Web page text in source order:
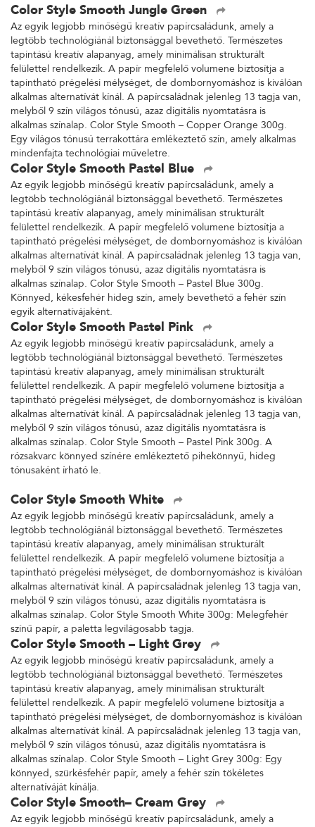
Color Style Smooth Jungle Green
Az egyik legjobb minőségű kreatív papírcsaládunk, amely a
legtöbb technológiánál biztonsággal bevethető. Természetes
tapintású kreatív alapanyag, amely minimálisan strukturált
felülettel rendelkezik. A papír megfelelő volumene biztosítja a
tapintható prégelési mélységet, de dombornyomáshoz is kiválóan
alkalmas alternatívát kínál. A papírcsaládnak jelenleg 13 tagja van,
melyből 9 szín világos tónusú, azaz digitális nyomtatásra is
alkalmas színalap. Color Style Smooth – Copper Orange 300g.
Egy világos tónusú terrakottára emlékeztető szín, amely alkalmas
mindenfajta technológiai műveletre.
Color Style Smooth Pastel Blue
Az egyik legjobb minőségű kreatív papírcsaládunk, amely a
legtöbb technológiánál biztonsággal bevethető. Természetes
tapintású kreatív alapanyag, amely minimálisan strukturált
felülettel rendelkezik. A papír megfelelő volumene biztosítja a
tapintható prégelési mélységet, de dombornyomáshoz is kiválóan
alkalmas alternatívát kínál. A papírcsaládnak jelenleg 13 tagja van,
melyből 9 szín világos tónusú, azaz digitális nyomtatásra is
alkalmas színalap. Color Style Smooth – Pastel Blue 300g.
Könnyed, kékesfehér hideg szín, amely bevethető a fehér szín
egyik alternatívájaként.
Color Style Smooth Pastel Pink
Az egyik legjobb minőségű kreatív papírcsaládunk, amely a
legtöbb technológiánál biztonsággal bevethető. Természetes
tapintású kreatív alapanyag, amely minimálisan strukturált
felülettel rendelkezik. A papír megfelelő volumene biztosítja a
tapintható prégelési mélységet, de dombornyomáshoz is kiválóan
alkalmas alternatívát kínál. A papírcsaládnak jelenleg 13 tagja van,
melyből 9 szín világos tónusú, azaz digitális nyomtatásra is
alkalmas színalap. Color Style Smooth – Pastel Pink 300g. A
rózsakvarc könnyed színére emlékeztető pihekönnyű, hideg
tónusaként írható le.
Color Style Smooth White
Az egyik legjobb minőségű kreatív papírcsaládunk, amely a
legtöbb technológiánál biztonsággal bevethető. Természetes
tapintású kreatív alapanyag, amely minimálisan strukturált
felülettel rendelkezik. A papír megfelelő volumene biztosítja a
tapintható prégelési mélységet, de dombornyomáshoz is kiválóan
alkalmas alternatívát kínál. A papírcsaládnak jelenleg 13 tagja van,
melyből 9 szín világos tónusú, azaz digitális nyomtatásra is
alkalmas színalap. Color Style Smooth White 300g: Melegfehér
színű papír, a paletta legvilágosabb tagja.
Color Style Smooth – Light Grey
Az egyik legjobb minőségű kreatív papírcsaládunk, amely a
legtöbb technológiánál biztonsággal bevethető. Természetes
tapintású kreatív alapanyag, amely minimálisan strukturált
felülettel rendelkezik. A papír megfelelő volumene biztosítja a
tapintható prégelési mélységet, de dombornyomáshoz is kiválóan
alkalmas alternatívát kínál. A papírcsaládnak jelenleg 13 tagja van,
melyből 9 szín világos tónusú, azaz digitális nyomtatásra is
alkalmas színalap. Color Style Smooth – Light Grey 300g: Egy
könnyed, szürkésfehér papír, amely a fehér szín tökéletes
alternatíváját kínálja.
Color Style Smooth– Cream Grey
Az egyik legjobb minőségű kreatív papírcsaládunk, amely a